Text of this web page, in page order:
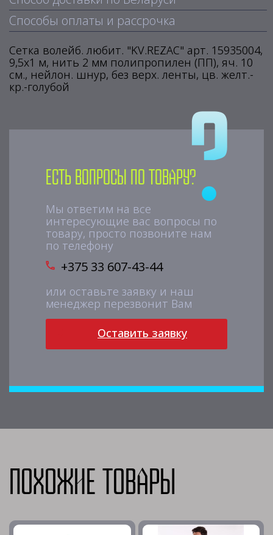
Способы оплаты и рассрочка
Сетка волейб. любит. "KV.REZAC" арт. 15935004,
9,5х1 м, нить 2 мм полипропилен (ПП), яч. 10
см., нейлон. шнур, без верх. ленты, цв. желт.-
кр.-голубой
Есть вопросы по товару?
Мы ответим на все
интересующие вас вопросы по
товару, просто позвоните нам
по телефону
+375 33 607-43-44
или оставьте заявку и наш
менеджер перезвонит Вам
Оставить заявку
Похожие товары